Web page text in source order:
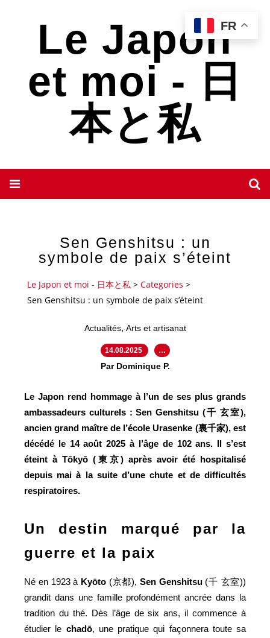
Le Japon
et moi - 日
本と私
Sen Genshitsu : un
symbole de paix s’éteint
Le Japon et moi - 日本と私 > Categories >
Sen Genshitsu : un symbole de paix s’éteint
Actualités, Arts et artisanat
14.08.2025 …
Par Dominique P.
Le Japon rend hommage à l’un de ses plus grands
ambassadeurs culturels : Sen Genshitsu (千 玄室),
ancien grand maître de l’école Urasenke (裏千家), est
décédé le 14 août 2025 à l’âge de 102 ans. Il s’est
éteint à Tōkyō (東京) après avoir été hospitalisé
depuis mai à la suite d’une chute et de difficultés
respiratoires.
Un destin marqué par la
guerre et la paix
Né en 1923 à Kyōto (京都), Sen Genshitsu(千 玄室))
grandit dans une famille profondément ancrée dans la
tradition du thé. Dès l’âge de six ans, il commence à
étudier le chadō, une pratique qui façonnera toute sa
FR